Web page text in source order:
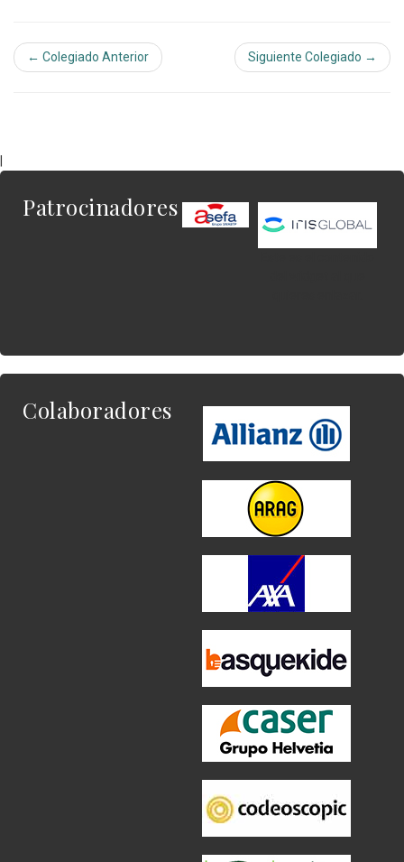
← Colegiado Anterior Siguiente Colegiado →
Patrocinadores
Colaboradores